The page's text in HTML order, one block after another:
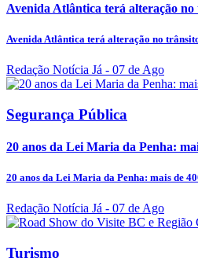
Avenida Atlântica terá alteração no
Avenida Atlântica terá alteração no
Redação Notícia Já - 07 de Ago
Segurança Pública
20 anos da Lei Maria da Penha:
20 anos da Lei Maria da Penha: mais de
Redação Notícia Já - 07 de Ago
Turismo